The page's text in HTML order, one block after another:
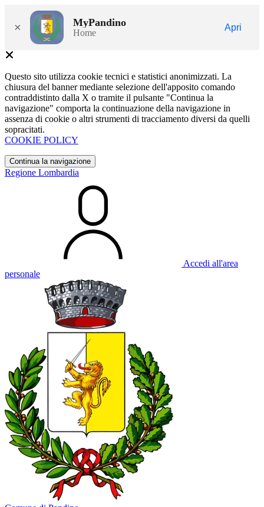
× MyPandino
Home
Apri
Questo sito utilizza cookie tecnici e statistici anonimizzati. La
chiusura del banner mediante selezione dell'apposito comando
contraddistinto dalla X o tramite il pulsante "Continua la
navigazione" comporta la continuazione della navigazione in
assenza di cookie o altri strumenti di tracciamento diversi da quelli
sopracitati.
COOKIE POLICY
Continua la navigazione
Regione Lombardia
Accedi all'area
personale